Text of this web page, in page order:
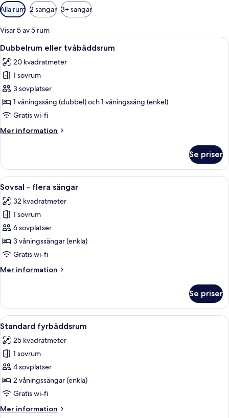
Tillgängliga
filter
för
rum
Alla rum 2 sängar 3+ sängar
Visar 5 av 5 rum
Öppna
alla
foton
för
Dubbelrum
eller
tvåbäddsrum
Ett rum med en våningssäng, en
3
Dubbelrum eller tvåbäddsrum
20 kvadratmeter
1 sovrum
3 sovplatser
1 våningssäng (dubbel) och 1 våningssäng (enkel)
Gratis wi-fi
Mer information
Mer
eller
tvåbäddsrum
Se priser
Öppna
alla
foton
för
Sovsal
-
flera
En våningssäng med en lila
3
Sovsal - flera sängar
32 kvadratmeter
1 sovrum
6 sovplatser
3 våningssängar (enkla)
Gratis wi-fi
Mer information
Mer
-
flera
sängar
Se priser
Öppna
alla
foton
för
Standard
fyrbäddsrum
Ett sovsalsrum med våningssängar,
3
Standard fyrbäddsrum
25 kvadratmeter
1 sovrum
4 sovplatser
2 våningssängar (enkla)
Gratis wi-fi
Mer information
Mer